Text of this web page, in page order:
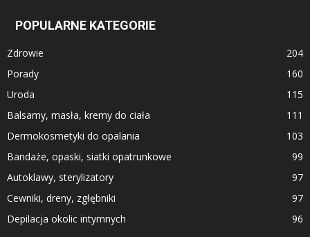
POPULARNE KATEGORIE
Zdrowie
204
Porady
160
Uroda
115
Balsamy, masła, kremy do ciała
111
Dermokosmetyki do opalania
103
Bandaże, opaski, siatki opatrunkowe
99
Autoklawy, sterylizatory
97
Cewniki, dreny, zgłębniki
97
Depilacja okolic intymnych
96